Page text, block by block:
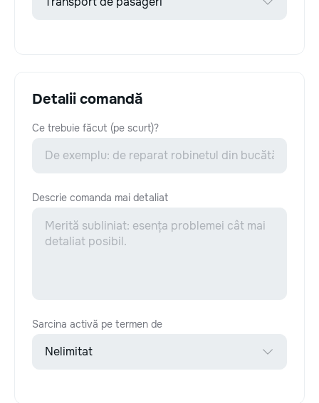
Detalii comandă
Ce trebuie făcut (pe scurt)?
Descrie comanda mai detaliat
Sarcina activă pe termen de